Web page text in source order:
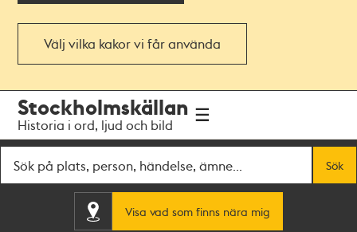
Välj vilka kakor vi får använda
navigationen
huvudinnehållet
Stockholmskällan
Historia i ord, ljud och bild
Sök
Visa vad som finns nära mig